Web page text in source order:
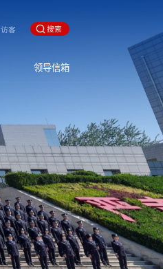
访客 搜索
领导信箱